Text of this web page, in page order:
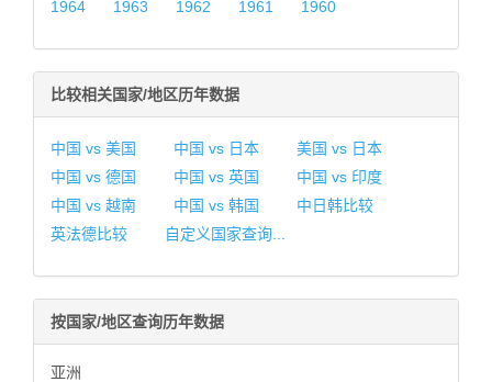
1964
1963 1962 1961 1960
比较相关国家/地区历年数据
中国 vs 美国 中国 vs 日本
美国 vs 日本
中国 vs 德国
中国 vs 英国
中国 vs 印度
中国 vs 越南
中国 vs 韩国
中日韩比较
英法德比较
自定义国家查询...
按国家/地区查询历年数据
亚洲